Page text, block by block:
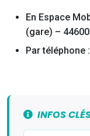
En Espace
(gare) –
Par téléphone
INFOS